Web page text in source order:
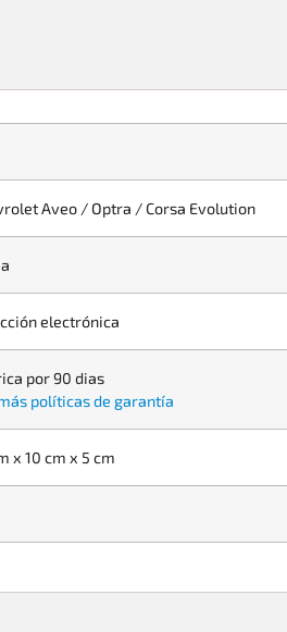
Aveo / Optra / Corsa Evolution
electrónica
por 90 dias
políticas de garantía
x 10 cm x 5 cm